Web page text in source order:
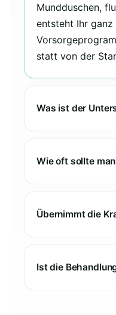
Mundduschen,
entsteht Ihr ganz
statt von der
Was ist der
Wie oft sollte
Übernimmt die
Ist die